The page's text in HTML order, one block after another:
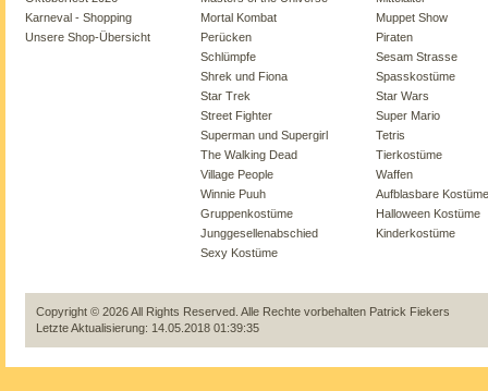
Karneval - Shopping
Unsere Shop-Übersicht
Mortal Kombat
Muppet Show
Perücken
Piraten
Schlümpfe
Sesam Strasse
Shrek und Fiona
Spasskostüme
Star Trek
Star Wars
Street Fighter
Super Mario
Superman und Supergirl
Tetris
The Walking Dead
Tierkostüme
Village People
Waffen
Winnie Puuh
Aufblasbare Kostüme
Gruppenkostüme
Halloween Kostüme
Junggesellenabschied
Kinderkostüme
Sexy Kostüme
Copyright © 2026 All Rights Reserved. Alle Rechte vorbehalten Patrick Fiekers
Letzte Aktualisierung: 14.05.2018 01:39:35